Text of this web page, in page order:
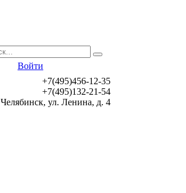
Войти
+7(495)456-12-35
+7(495)132-21-54
Челябинск, ул. Ленина, д. 4